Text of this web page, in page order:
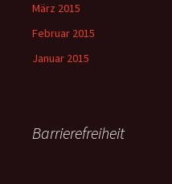
März 2015
Februar 2015
Januar 2015
Barrierefreiheit